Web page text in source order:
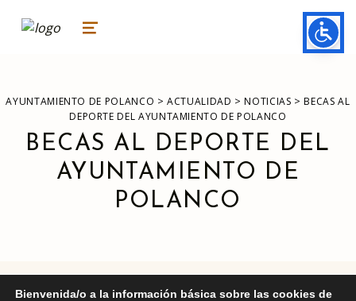
ayuntamiento de polanco
AYUNTAMIENTO DE POLANCO MENU
AYUNTAMIENTO DE POLANCO >ACTUALIDAD >NOTICIAS >BECAS AL
DEPORTE DEL AYUNTAMIENTO DE POLANCO
BECAS AL DEPORTE DEL
AYUNTAMIENTO DE
POLANCO
Bienvenida/o a la información básica sobre las cookies de